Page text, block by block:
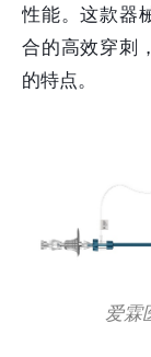
性能。这款器
合的高效穿刺
的特点。
爱霖